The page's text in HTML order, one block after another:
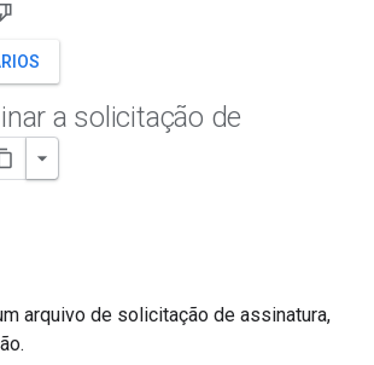
a solicitação de
arquivo de solicitação de assinatura,